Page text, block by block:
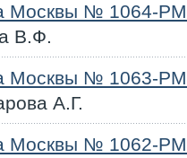
Москвы № 1064-РМ
В.Ф.
Москвы № 1063-РМ
А.Г.
Москвы № 1062-РМ